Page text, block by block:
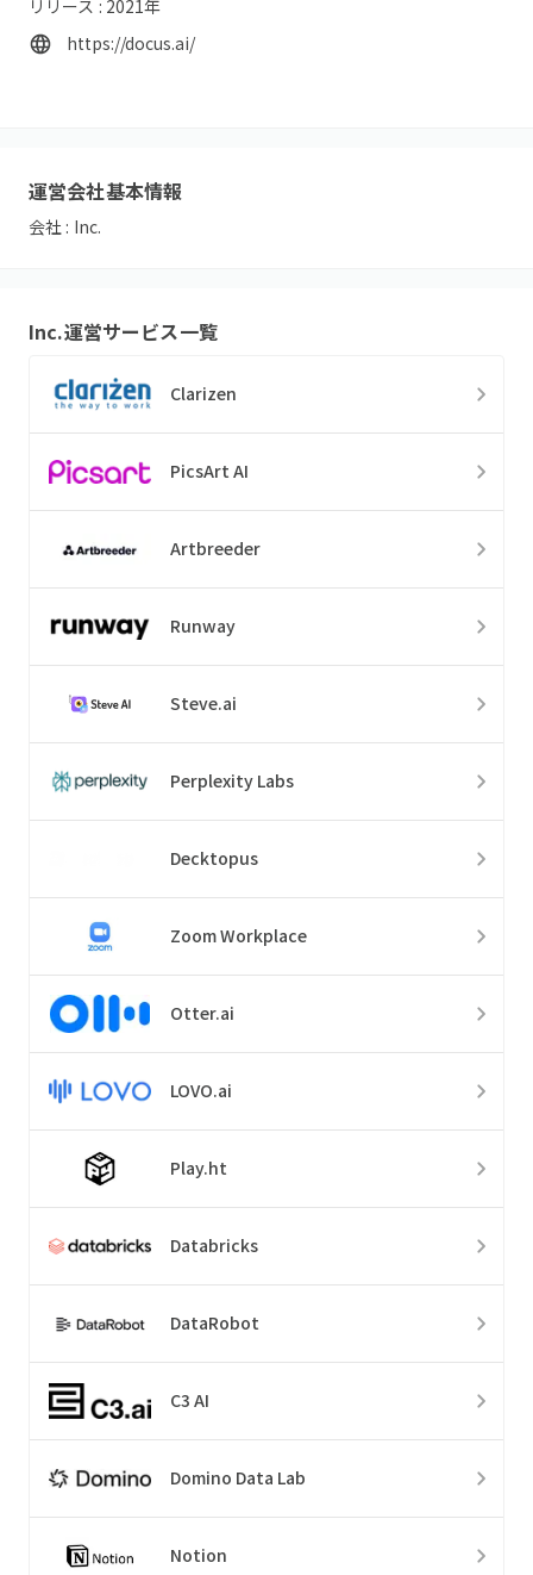
リリース : 2021年
https://docus.ai/
運営会社基本情報
会社 : Inc.
Inc.運営サービス一覧
Clarizen
PicsArt AI
Artbreeder
Runway
Steve.ai
Perplexity Labs
Decktopus
Zoom Workplace
Otter.ai
LOVO.ai
Play.ht
Databricks
DataRobot
C3 AI
Domino Data Lab
Notion